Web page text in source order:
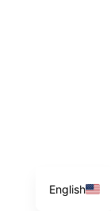
English